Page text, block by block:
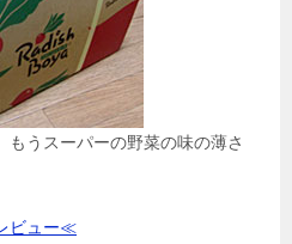
うスーパーの野菜の味の薄さ
ビュー≪